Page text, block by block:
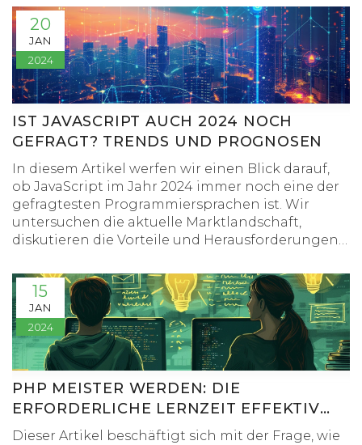
Ihnen bei dieser Entscheidung zu helfen. Lesen
Sie weiter, um herauszufinden, welche Sprache
für Ihre berufliche Zukunft am besten geeignet
ist.
20
JAN
2024
IST JAVASCRIPT AUCH 2024 NOCH
GEFRAGT? TRENDS UND PROGNOSEN
In diesem Artikel werfen wir einen Blick darauf,
ob JavaScript im Jahr 2024 immer noch eine der
gefragtesten Programmiersprachen ist. Wir
untersuchen die aktuelle Marktlandschaft,
diskutieren die Vorteile und Herausforderungen
und bieten einen Ausblick auf zukünftige Trends.
Außerdem teilen wir einige Tipps, wie man am
besten mit JavaScript beginnen oder seine
Fähigkeiten darin verbessern kann.
15
JAN
2024
PHP MEISTER WERDEN: DIE
ERFORDERLICHE LERNZEIT EFFEKTIV
NUTZEN
Dieser Artikel beschäftigt sich mit der Frage, wie